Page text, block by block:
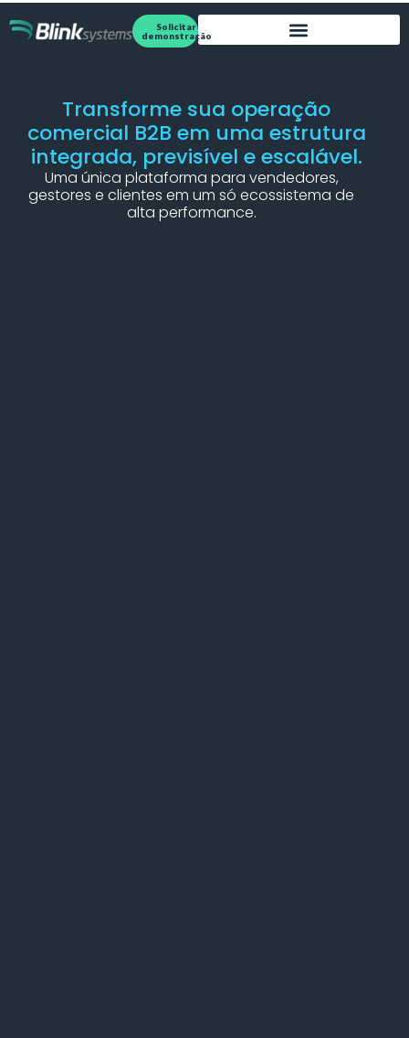
Solicitar
demonstração
Transforme sua operação
comercial B2B em uma estrutura
integrada, previsível e escalável.
Uma única plataforma para vendedores,
gestores e clientes em um só ecossistema de
alta performance.